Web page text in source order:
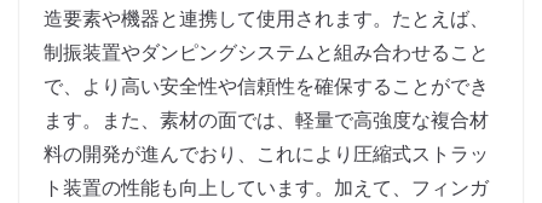
造要素や機器と連携して使用されます。たとえば、
制振装置やダンピングシステムと組み合わせること
で、より高い安全性や信頼性を確保することができ
ます。また、素材の面では、軽量で高強度な複合材
料の開発が進んでおり、これにより圧縮式ストラッ
ト装置の性能も向上しています。加えて、フィンガ